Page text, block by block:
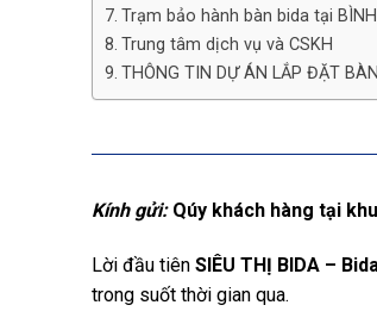
Trạm bảo hành bàn bida tại
Trung tâm dịch vụ và CSKH
THÔNG TIN DỰ ÁN LẮP ĐẶT
Kính gửi: Qúy khách hàng tại
Lời đầu tiên SIÊU THỊ BIDA –
trong suốt thời gian qua.